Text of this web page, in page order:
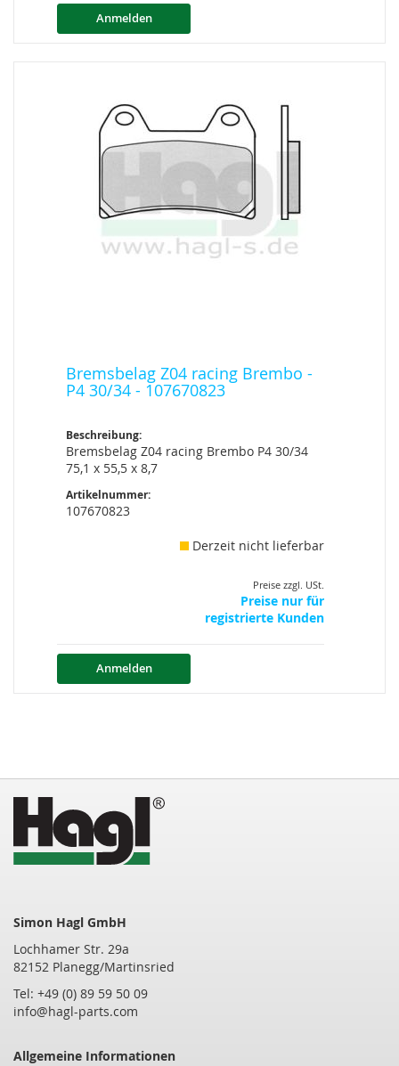
Anmelden
Bremsbelag Z04 racing Brembo -
P4 30/34 - 107670823
Beschreibung:
Bremsbelag Z04 racing Brembo P4 30/34
75,1 x 55,5 x 8,7
Artikelnummer:
107670823
Derzeit nicht lieferbar
Preise zzgl. USt.
Preise nur für
registrierte Kunden
Anmelden
Simon Hagl GmbH
Lochhamer Str. 29a
82152 Planegg/Martinsried
Tel: +49 (0) 89 59 50 09
info@hagl-parts.com
Allgemeine Informationen